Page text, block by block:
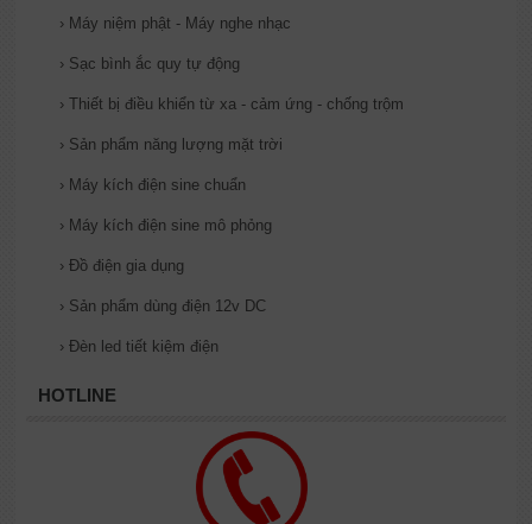
› Máy niệm phật - Máy nghe nhạc
› Sạc bình ắc quy tự động
› Thiết bị điều khiển từ xa - cảm ứng - chống trộm
› Sản phẩm năng lượng mặt trời
› Máy kích điện sine chuẩn
› Máy kích điện sine mô phỏng
› Đồ điện gia dụng
› Sản phẩm dùng điện 12v DC
› Đèn led tiết kiệm điện
HOTLINE